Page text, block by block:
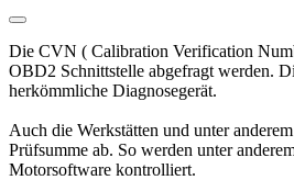
Die CVN ( Calibration Verification
OBD2 Schnittstelle abgefragt werden.
herkömmliche Diagnosegerät.
Auch die Werkstätten und unter
Prüfsumme ab. So werden unter
Motorsoftware kontrolliert.